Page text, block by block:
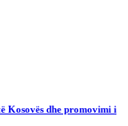
Kosovës dhe promovimi i